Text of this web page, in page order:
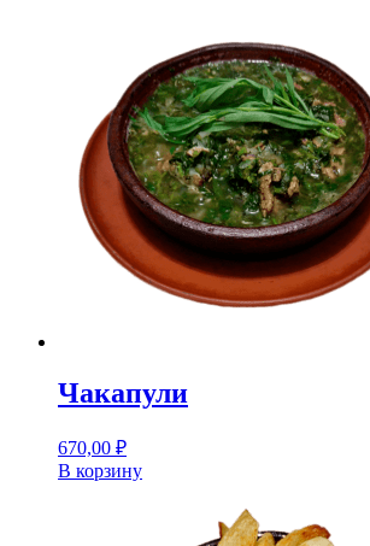
Чакапули
670,00 ₽
В корзину